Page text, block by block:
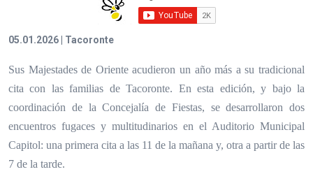
05.01.2026 | Tacoronte
Sus Majestades de Oriente acudieron un año más a su tradicional
cita con las familias de Tacoronte. En esta edición, y bajo la
coordinación de la Concejalía de Fiestas, se desarrollaron dos
encuentros fugaces y multitudinarios en el Auditorio Municipal
Capitol: una primera cita a las 11 de la mañana y, otra a partir de las
7 de la tarde.